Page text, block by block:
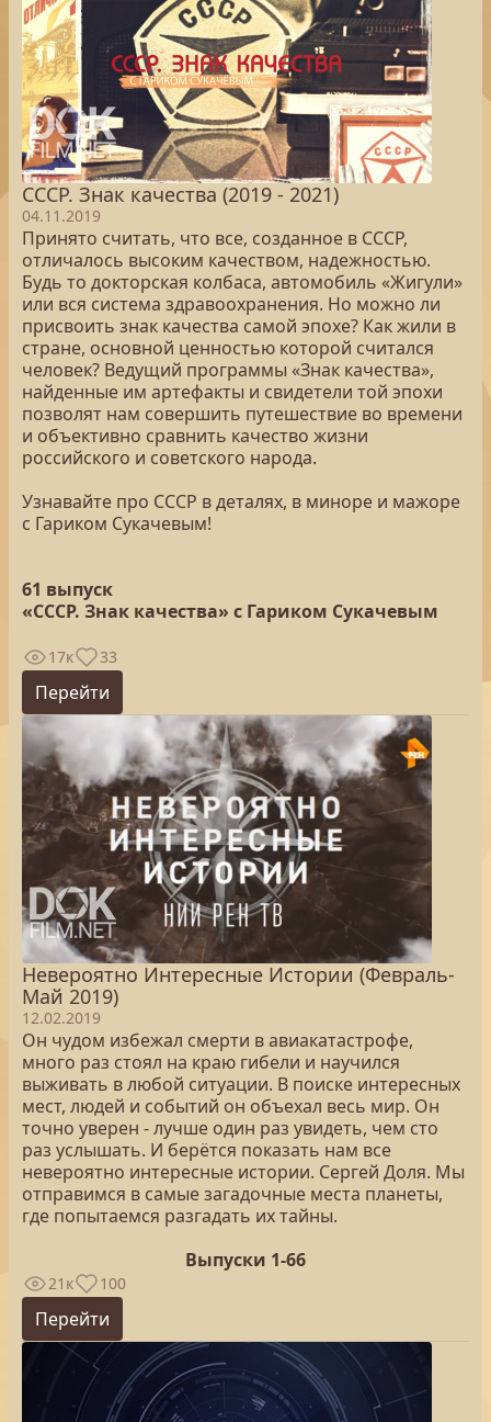
СССР. Знак качества (2019 - 2021)
04.11.2019
Принято считать, что все, созданное в СССР,
отличалось высоким качеством, надежностью.
Будь то докторская колбаса, автомобиль «Жигули»
или вся система здравоохранения. Но можно ли
присвоить знак качества самой эпохе? Как жили в
стране, основной ценностью которой считался
человек? Ведущий программы «Знак качества»,
найденные им артефакты и свидетели той эпохи
позволят нам совершить путешествие во времени
и объективно сравнить качество жизни
российского и советского народа.
Узнавайте про СССР в деталях, в миноре и мажоре
с Гариком Сукачевым!
61 выпуск
«СССР. Знак качества» с Гариком Сукачевым
17к 33
Перейти
Невероятно Интересные Истории (Февраль-
Май 2019)
12.02.2019
Он чудом избежал смерти в авиакатастрофе,
много раз стоял на краю гибели и научился
выживать в любой ситуации. В поиске интересных
мест, людей и событий он объехал весь мир. Он
точно уверен - лучше один раз увидеть, чем сто
раз услышать. И берётся показать нам все
невероятно интересные истории. Сергей Доля. Мы
отправимся в самые загадочные места планеты,
где попытаемся разгадать их тайны.
Выпуски 1-66
21к 100
Перейти